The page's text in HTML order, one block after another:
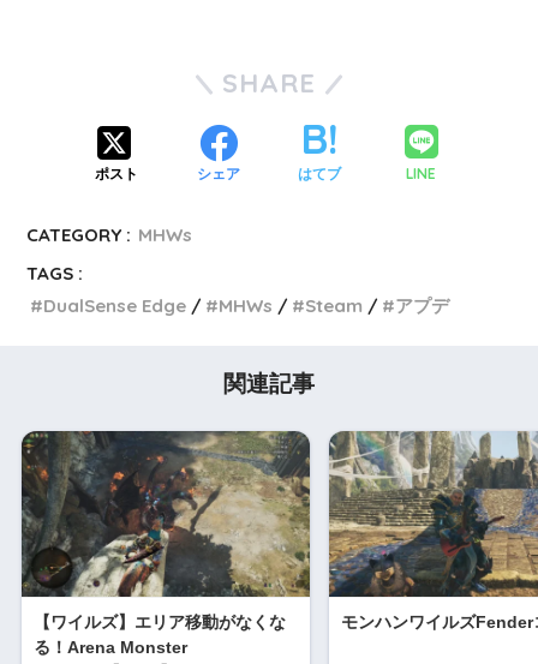
SHARE
ポスト シェア はてブ LINE
CATEGORY : MHWs
TAGS :
DualSense Edge
MHWs Steam アプデ
関連記事
【ワイルズ】エリア移動がなくな
る！Arena Monster
モンハンワイルズFender